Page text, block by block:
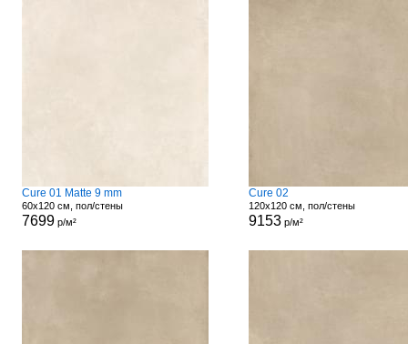
Cure 01 Matte 9 mm
60x120 см, пол/стены
7699р/м²
Cure 02
120x120 см, пол/стены
9153р/м²